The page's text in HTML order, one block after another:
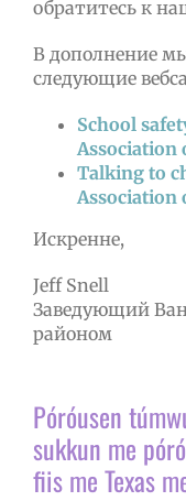
обратитесь к
В дополнение
следующие
School
Association
Talking to
Association
Искренне,
Jeff Snell
Заведующий
районом
Póróusen
sukkun me
fiis me Texas